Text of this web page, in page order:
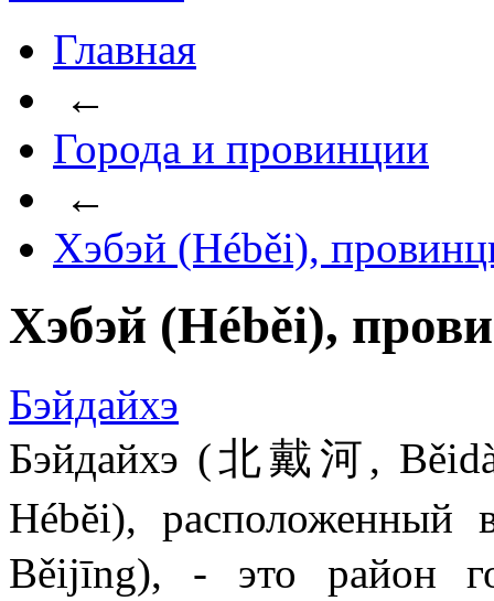
Главная
←
Города и провинции
←
Хэбэй (Héběi),
Хэбэй (Héběi),
Бэйдайхэ
Бэйдайхэ (北戴河,
Hébĕi),
Běijīng), - это район